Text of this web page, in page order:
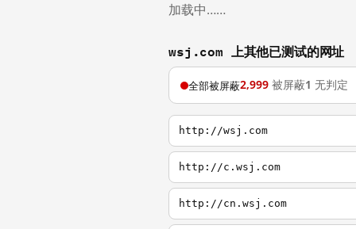
加载中……
wsj.com 上其他已测试的网址
全部被屏蔽2,999 被屏蔽1 无判定
http://wsj.com
http://c.wsj.com
http://cn.wsj.com